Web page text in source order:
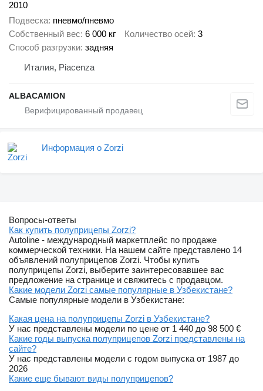
2010
Подвеска пневмо/пневмо
Собственный вес 6 000 кг Количество осей 3
Способ разгрузки задняя
Италия, Piacenza
ALBACAMION
Информация о Zorzi
Вопросы-ответы
Как купить полуприцепы Zorzi?
Autoline - международный маркетплейс по продаже
коммерческой техники. На нашем сайте представлено 14
объявлений полуприцепов Zorzi. Чтобы купить
полуприцепы Zorzi, выберите заинтересовавшее вас
предложение на странице и свяжитесь с продавцом.
Какие модели Zorzi самые популярные в Узбекистане?
Самые популярные модели в Узбекистане:
Какая цена на полуприцепы Zorzi в Узбекистане?
У нас представлены модели по цене от 1 440 до 98 500 €
Какие годы выпуска полуприцепов Zorzi представлены на
сайте?
У нас представлены модели с годом выпуска от 1987 до
2026
Какие еще бывают виды полуприцепов?